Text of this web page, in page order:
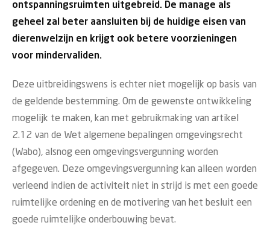
ontspanningsruimten uitgebreid. De manage als
geheel zal beter aansluiten bij de huidige eisen van
dierenwelzijn en krijgt ook betere voorzieningen
voor mindervaliden.
Deze uitbreidingswens is echter niet mogelijk op basis van
de geldende bestemming. Om de gewenste ontwikkeling
mogelijk te maken, kan met gebruikmaking van artikel
2.12 van de Wet algemene bepalingen omgevingsrecht
(Wabo), alsnog een omgevingsvergunning worden
afgegeven. Deze omgevingsvergunning kan alleen worden
verleend indien de activiteit niet in strijd is met een goede
ruimtelijke ordening en de motivering van het besluit een
goede ruimtelijke onderbouwing bevat.